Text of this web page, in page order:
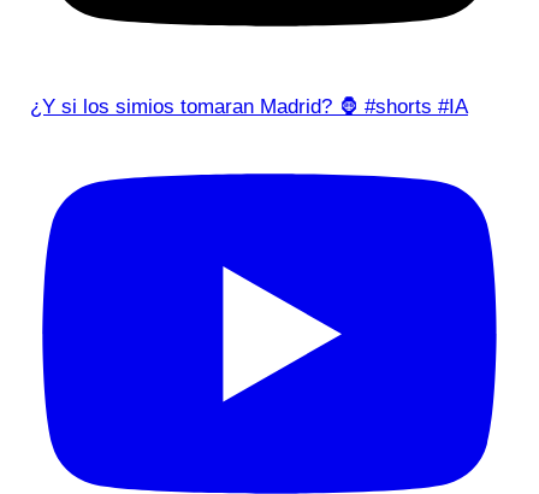
¿Y si los simios tomaran Madrid? 🦍 #shorts #IA